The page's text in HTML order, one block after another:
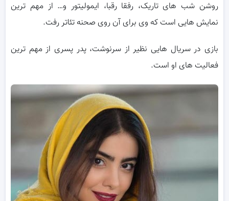
روشن شب های تاریک، رفقا رقبا، ایمولیتور و… از مهم ترین
نمایش هایی است که وی برای آن روی صحنه تئاتر رفت.
بازی در سریال هایی نظیر از سرنوشت، پدر پسری از مهم ترین
فعالیت های او است.